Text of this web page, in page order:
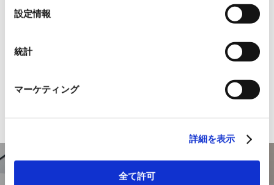
設定情報
統計
マーケティング
詳細を表示
全て許可
いただきます。
すようお願い申し上げます。